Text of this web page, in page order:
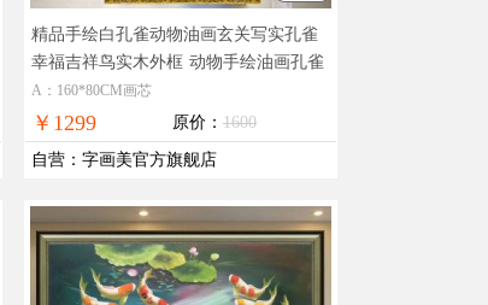
精品手绘白孔雀动物油画玄关写实孔雀
幸福吉祥鸟实木外框 动物手绘油画孔雀
图
A：160*80CM画芯
￥1299 原价： 1600
自营 ： 字画美官方旗舰店